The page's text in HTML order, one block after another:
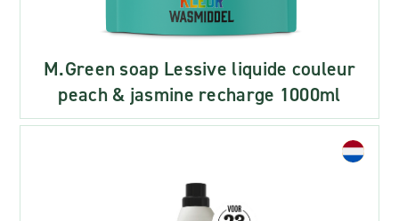
M.Green soap Lessive liquide couleur
peach & jasmine recharge 1000ml